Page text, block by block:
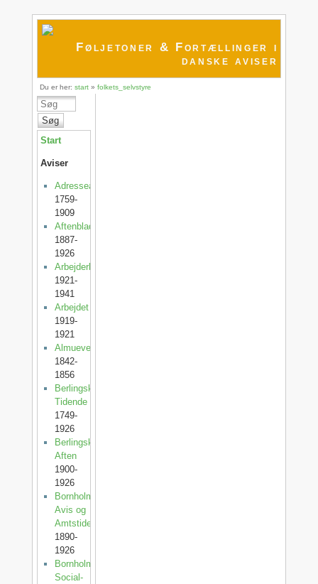
Føljetoner & Fortællinger i
danske aviser
Du er her:start »folkets_selvstyre
Søg
Start
Aviser
Adresseavisen
1759-
1909
Aftenbladet
1887-
1926
Arbejderbladet
1921-
1941
Arbejdet
1919-
1921
Almuevennen
1842-
1856
Berlingske
Tidende
1749-
1926
Berlingske
Aften
1900-
1926
Bornholms
Avis og
Amtstidende
1890-
1926
Bornholms
Social-